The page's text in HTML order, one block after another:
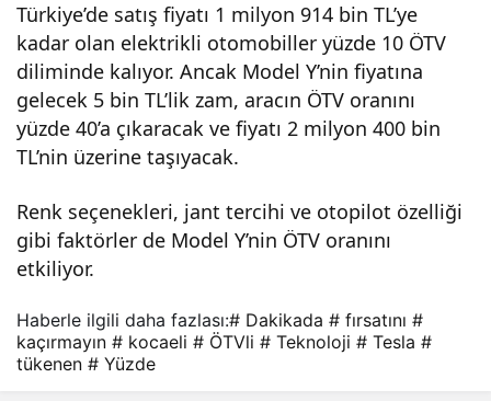
Türkiye’de satış fiyatı 1 milyon 914 bin TL’ye
kadar olan elektrikli otomobiller yüzde 10 ÖTV
diliminde kalıyor. Ancak Model Y’nin fiyatına
gelecek 5 bin TL’lik zam, aracın ÖTV oranını
yüzde 40’a çıkaracak ve fiyatı 2 milyon 400 bin
TL’nin üzerine taşıyacak.
Renk seçenekleri, jant tercihi ve otopilot özelliği
gibi faktörler de Model Y’nin ÖTV oranını
etkiliyor.
Haberle ilgili daha fazlası:# Dakikada # fırsatını #
kaçırmayın # kocaeli # ÖTVli # Teknoloji # Tesla #
tükenen # Yüzde